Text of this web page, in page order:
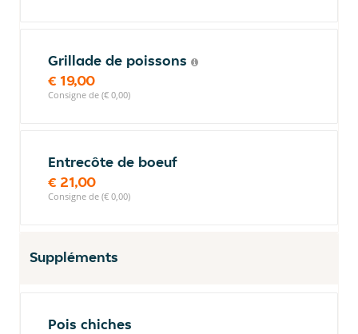
Grillade de poissons
€ 19,00
Consigne de (€ 0,00)
Entrecôte de boeuf
€ 21,00
Consigne de (€ 0,00)
Suppléments
Pois chiches